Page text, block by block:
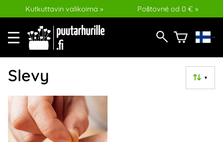
Kutkuttavin valikoima » Poštovné od 0 € »
▼
Slevy